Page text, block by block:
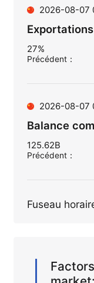
2026-08-07
27%
Précédent：
2026-08-07
Balance
125.62B
Précédent：
Fuseau